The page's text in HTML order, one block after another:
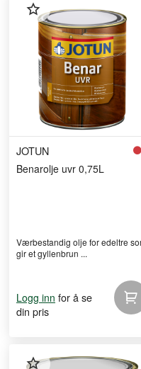
JOTUN
Benarolje uvr 0,75L
Værbestandig olje for edeltre
gir et gyllenbrun ...
Logg inn for å se
din pris